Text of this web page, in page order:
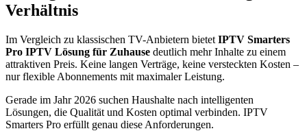
Verhältnis
Im Vergleich zu klassischen TV-Anbietern bietet IPTV Smarters
Pro IPTV Lösung für Zuhause deutlich mehr Inhalte zu einem
attraktiven Preis. Keine langen Verträge, keine versteckten Kosten –
nur flexible Abonnements mit maximaler Leistung.
Gerade im Jahr 2026 suchen Haushalte nach intelligenten
Lösungen, die Qualität und Kosten optimal verbinden. IPTV
Smarters Pro erfüllt genau diese Anforderungen.